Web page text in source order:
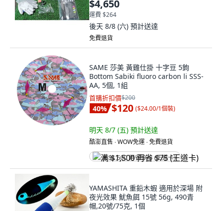
$4,650
運費 $264
後天 8/8 (六) 預計送達
免費退貨
SAME 莎美 黃雞仕掛 十字豆 5鉤
Bottom Sabiki fluoro carbon li SSS-
AA, 5個, 1組
首購折扣價$200
40% $120 ($24.00/1個裝)
明天 8/7 (五) 預計送達
酷澎直售 ∙ WOW免運 ∙ 免費退貨
满 $1,500 再省 $75 (王道卡)
YAMASHITA 重鉛木蝦 適用於深場 附
夜光效果 魷魚餌 15號 56g, 490青
帽,20號/75克, 1個